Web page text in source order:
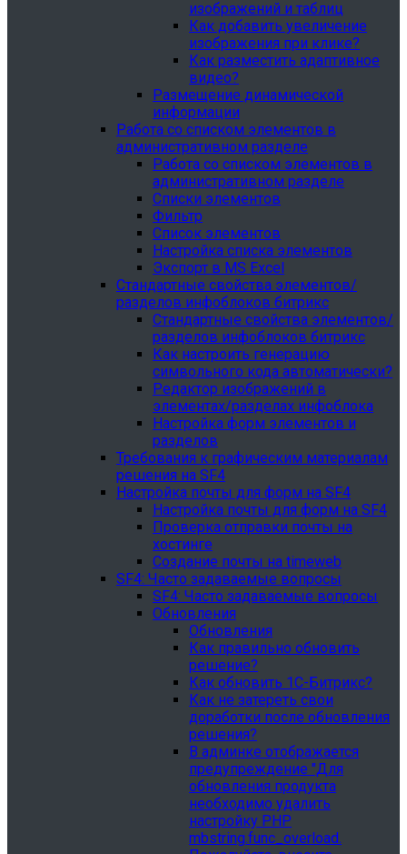
изображений и таблиц
Как добавить увеличение
изображения при клике?
Как разместить адаптивное
видео?
Размещение динамической
информации
Работа со списком элементов в
административном разделе
Работа со списком элементов в
административном разделе
Списки элементов
Фильтр
Список элементов
Настройка списка элементов
Экспорт в MS Excel
Стандартные свойства элементов/
разделов инфоблоков битрикс
Стандартные свойства элементов/
разделов инфоблоков битрикс
Как настроить генерацию
символьного кода автоматически?
Редактор изображений в
элементах/разделах инфоблока
Настройка форм элементов и
разделов
Требования к графическим материалам
решения на SF4
Настройка почты для форм на SF4
Настройка почты для форм на SF4
Проверка отправки почты на
хостинге
Создание почты на timeweb
SF4: Часто задаваемые вопросы
SF4: Часто задаваемые вопросы
Обновления
Обновления
Как правильно обновить
решение?
Как обновить 1С-Битрикс?
Как не затереть свои
доработки после обновления
решения?
В админке отображается
предупреждение "Для
обновления продукта
необходимо удалить
настройку PHP
mbstring.func_overload.